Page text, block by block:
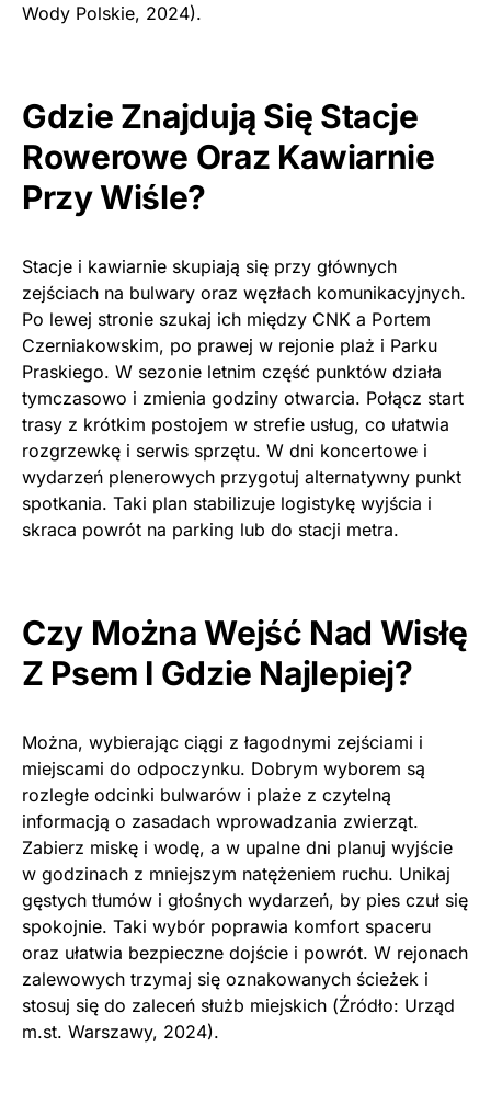
Wody Polskie, 2024).
Gdzie Znajdują Się Stacje
Rowerowe Oraz Kawiarnie
Przy Wiśle?
Stacje i kawiarnie skupiają się przy głównych
zejściach na bulwary oraz węzłach komunikacyjnych.
Po lewej stronie szukaj ich między CNK a Portem
Czerniakowskim, po prawej w rejonie plaż i Parku
Praskiego. W sezonie letnim część punktów działa
tymczasowo i zmienia godziny otwarcia. Połącz start
trasy z krótkim postojem w strefie usług, co ułatwia
rozgrzewkę i serwis sprzętu. W dni koncertowe i
wydarzeń plenerowych przygotuj alternatywny punkt
spotkania. Taki plan stabilizuje logistykę wyjścia i
skraca powrót na parking lub do stacji metra.
Czy Można Wejść Nad Wisłę
Z Psem I Gdzie Najlepiej?
Można, wybierając ciągi z łagodnymi zejściami i
miejscami do odpoczynku. Dobrym wyborem są
rozległe odcinki bulwarów i plaże z czytelną
informacją o zasadach wprowadzania zwierząt.
Zabierz miskę i wodę, a w upalne dni planuj wyjście
w godzinach z mniejszym natężeniem ruchu. Unikaj
gęstych tłumów i głośnych wydarzeń, by pies czuł się
spokojnie. Taki wybór poprawia komfort spaceru
oraz ułatwia bezpieczne dojście i powrót. W rejonach
zalewowych trzymaj się oznakowanych ścieżek i
stosuj się do zaleceń służb miejskich (Źródło: Urząd
m.st. Warszawy, 2024).